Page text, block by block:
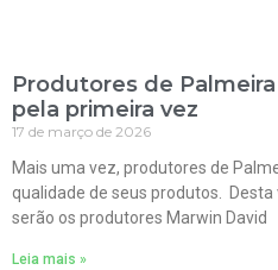
Produtores de
pela primeira vez
17 de março de 2026
Mais uma vez, produtores de
qualidade de seus produtos.
serão os produtores Marwin David
Leia mais »